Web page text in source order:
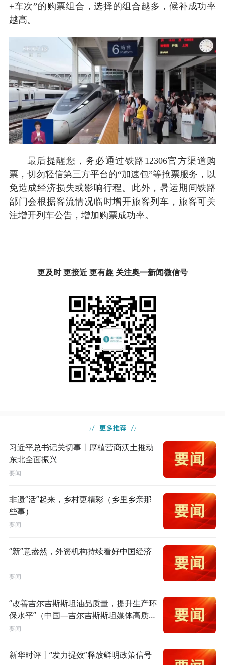
+车次”的购票组合，选择的组合越多，候补成功率
越高。
最后提醒您，务必通过铁路12306官方渠道购
票，切勿轻信第三方平台的“加速包”等抢票服务，以
免造成经济损失或影响行程。此外，暑运期间铁路
部门会根据客流情况临时增开旅客列车，旅客可关
注增开列车公告，增加购票成功率。
更及时 更接近 更有趣 关注奥一新闻微信号
习近平总书记关切事丨厚植营商沃土推动
东北全面振兴
要闻
非遗“活”起来，乡村更精彩（乡里乡亲那
些事）
要闻
“新”意盎然，外资机构持续看好中国经济
要闻
“改善吉尔吉斯斯坦油品质量，提升生产环
保水平”（中国—吉尔吉斯斯坦媒体高质量
共建“一带一路”联合采访）
要闻
新华时评丨“发力提效”释放鲜明政策信号